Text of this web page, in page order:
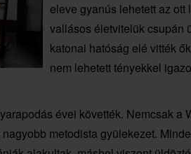
eleve gyanús lehetett az
vallásos életvitelük csupán
katonai hatóság elé vitték
nem lehetett tényekkel
évei követték. Nemcsak
metodista gyülekezet.